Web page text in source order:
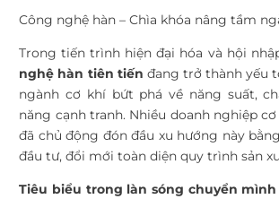
Công nghệ hàn – Chìa khóa nâng tầm
Trong tiến trình hiện đại hóa và hội
nghệ hàn tiên tiến đang trở thành yếu
ngành cơ khí bứt phá về năng suất,
năng cạnh tranh. Nhiều doanh nghiệp
đã chủ động đón đầu xu hướng này
đầu tư, đổi mới toàn diện quy trình sản
Tiêu biểu trong làn sóng chuyển mình